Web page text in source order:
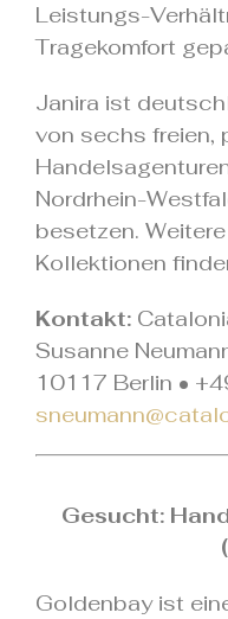
Leistungs-
Tragekomfort
Janira ist
von sechs freien,
Nordrhein-
besetzen.
Kollektionen
Kontakt:
Susanne
10117 Berlin •
Gesucht:
Goldenbay ist